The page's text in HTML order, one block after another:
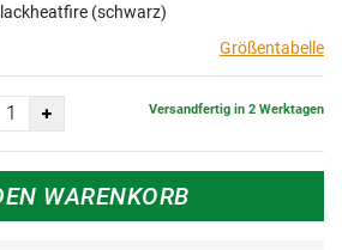
(schwarz)
Größentabelle
Versandfertig in 2 Werktagen
WARENKORB